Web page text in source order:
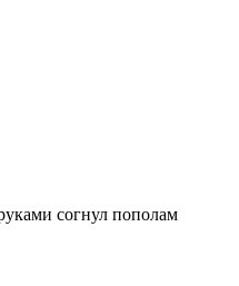
согнул пополам